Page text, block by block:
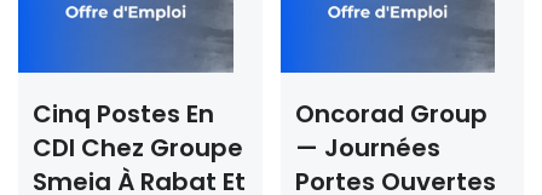
En
Groupe
Rabat Et
Oncorad Group
— Journées
Portes Ouvertes
2026-